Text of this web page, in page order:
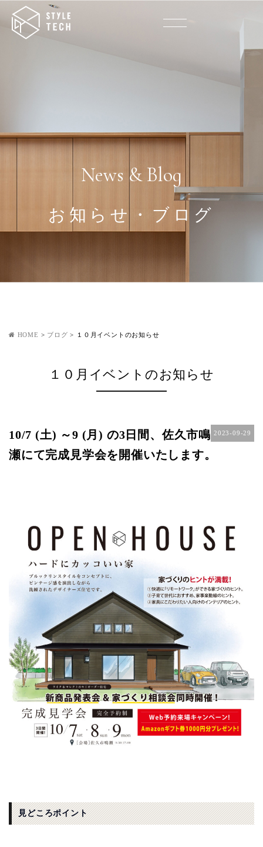
News & Blog
お知らせ・ブログ
HOME > ブログ > １０月イベントのお知らせ
１０月イベントのお知らせ
2023-09-29
10/7 (土) ～9 (月) の3日間、佐久市鳴
瀬にて完成見学会を開催いたします。
見どころポイント